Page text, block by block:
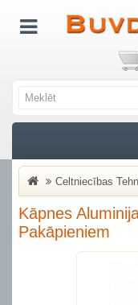
Celtniecības
Kāpnes
Pakāpieniem